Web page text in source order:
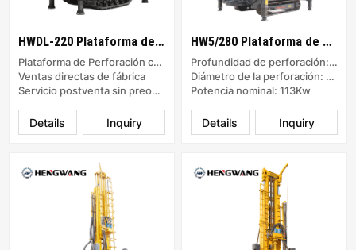
HWDL-220 Plataforma de Perforación con Lodo/Aire
Plataforma de Perforación con Lodo/Aire
Ventas directas de fábrica
Servicio postventa sin preocupaciones
Inquiry
Details
HW5/280 Plataforma de Perforación de Pozos de Agua de Orugas
Profundidad de perforación: 500m
Diámetro de la perforación: 400mm
Potencia nominal: 113Kw
Inquiry
Details